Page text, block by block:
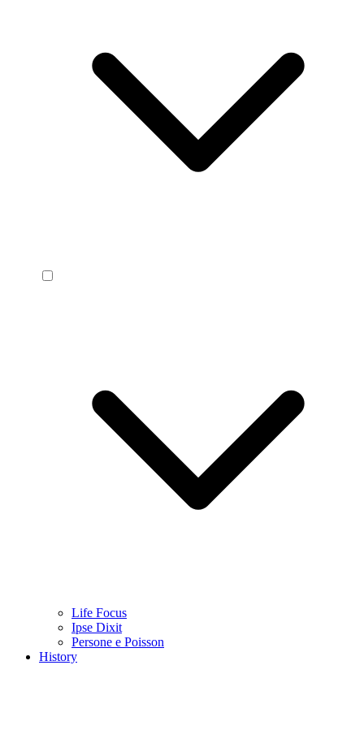
Life Focus
Ipse Dixit
Persone e Poisson
History